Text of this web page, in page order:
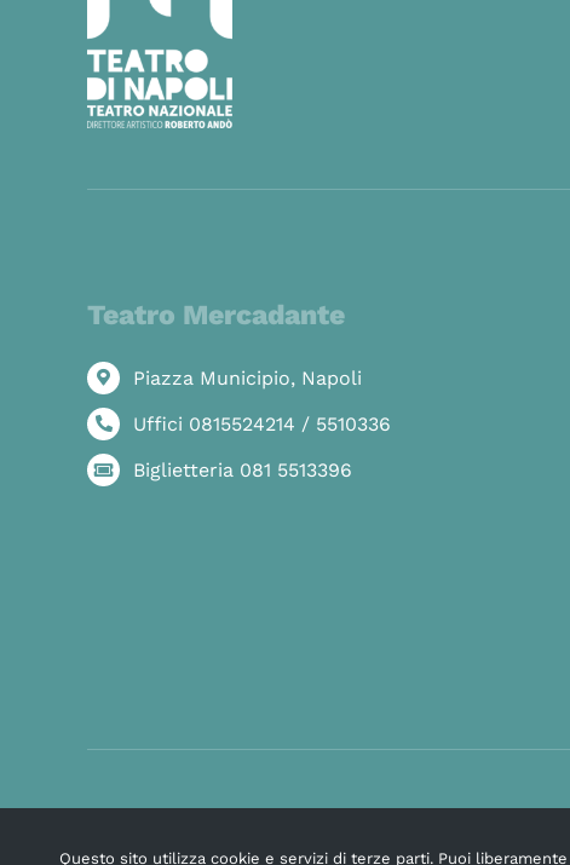
Teatro Mercadante
Piazza Municipio, Napoli
Uffici 0815524214 / 5510336
Biglietteria 081 5513396
Questo sito utilizza cookie e servizi di terze parti. Puoi